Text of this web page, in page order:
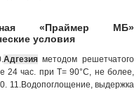
«Праймер МБ»
условия
Адгезияметодом решетчатого
24 час. при Т= 90°С, не более,
11.Водопоглощение, выдержка